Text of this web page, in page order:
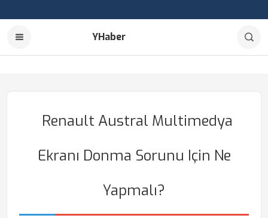
YHaber
Renault Austral Multimedya
Ekranı Donma Sorunu Için Ne
Yapmalı?